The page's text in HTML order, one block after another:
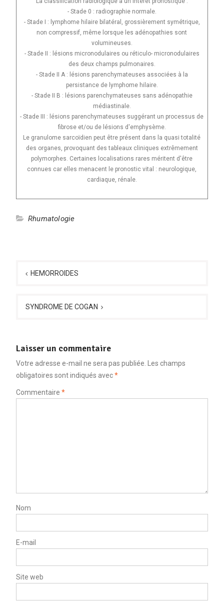
- Stade 0 : radiographie normale.
- Stade I : lymphome hilaire bilatéral, grossièrement symétrique,
non compressif, même lorsque les adénopathies sont
volumineuses.
- Stade II : lésions micronodulaires ou réticulo- micronodulaires
des deux champs pulmonaires.
- Stade II A : lésions parenchymateuses associées à la
persistance de lymphome hilaire.
- Stade II B : lésions parenchymateuses sans adénopathie
médiastinale.
- Stade III : lésions parenchymateuses suggérant un processus de
fibrose et/ou de lésions d'emphysème.
Le granulome sarcoïdien peut être présent dans la quasi totalité
des organes, provoquant des tableaux cliniques extrêmement
polymorphes. Certaines localisations rares méritent d'être
connues car elles menacent le pronostic vital : neurologique,
cardiaque, rénale.
Rhumatologie
de HEMORROIDES
SYNDROME DE COGAN
Laisser un commentaire
Votre adresse e-mail ne sera pas publiée.
Les champs
obligatoires sont indiqués avec*
Commentaire *
Nom
E-mail
Site web